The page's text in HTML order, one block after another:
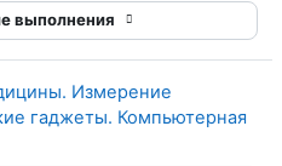
выполнения
Измерение
гаджеты. Компьютерная